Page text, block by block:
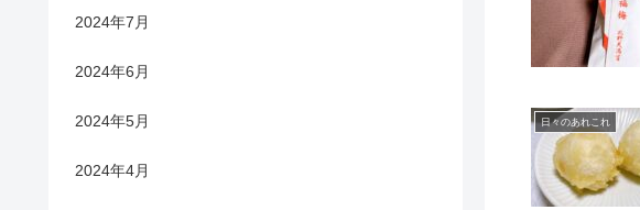
日々のあれこれ
2024年7月
2024年6月
2024年5月
2024年4月